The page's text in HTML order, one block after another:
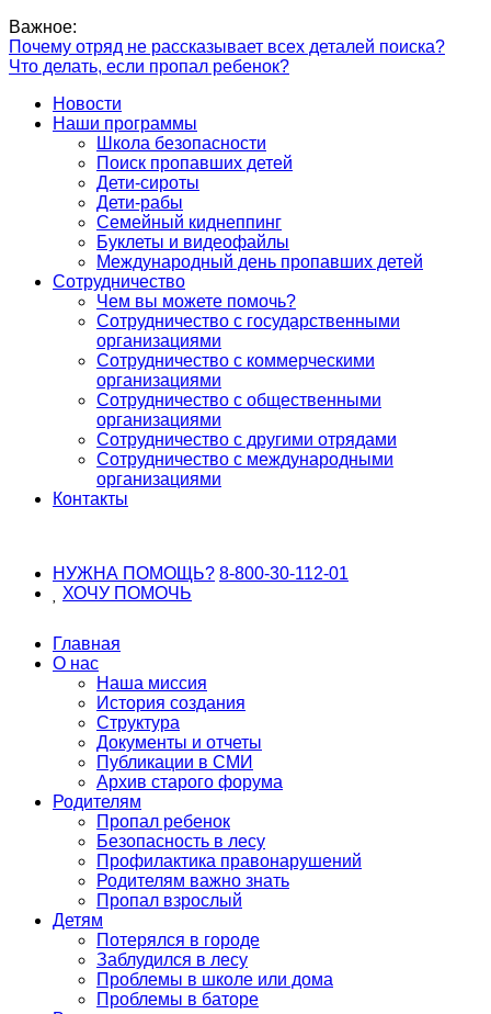
Важное:
Почему отряд не рассказывает всех деталей поиска?
Что делать, если пропал ребенок?
Новости
Наши программы
Школа безопасности
Поиск пропавших детей
Дети-сироты
Дети-рабы
Семейный киднеппинг
Буклеты и видеофайлы
Международный день пропавших детей
Сотрудничество
Чем вы можете помочь?
Сотрудничество с государственными
организациями
Сотрудничество с коммерческими
организациями
Сотрудничество с общественными
организациями
Сотрудничество с другими отрядами
Сотрудничество с международными
организациями
Контакты
НУЖНА ПОМОЩЬ? 8-800-30-112-01
ХОЧУ ПОМОЧЬ
Главная
О нас
Наша миссия
История создания
Структура
Документы и отчеты
Публикации в СМИ
Архив старого форума
Родителям
Пропал ребенок
Безопасность в лесу
Профилактика правонарушений
Родителям важно знать
Пропал взрослый
Детям
Потерялся в городе
Заблудился в лесу
Проблемы в школе или дома
Проблемы в баторе